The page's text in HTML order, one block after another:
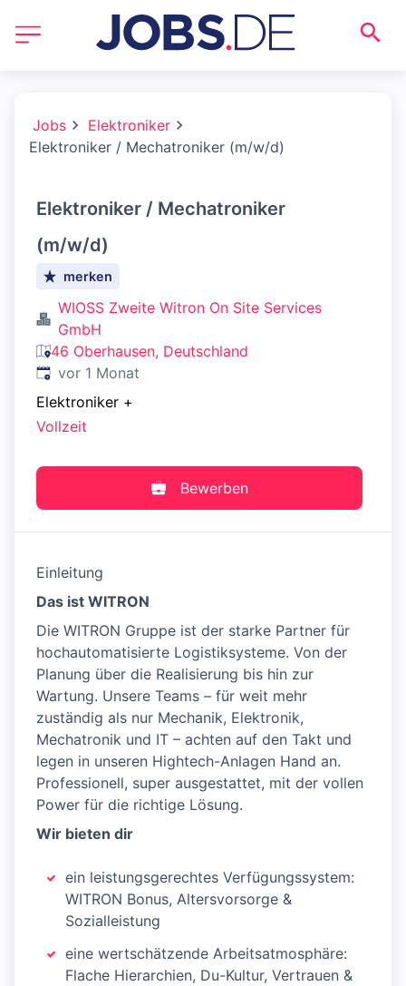
Jobs
Elektroniker
Elektroniker / Mechatroniker (m/w/d)
Elektroniker / Mechatroniker
(m/w/d)
merken
WIOSS Zweite Witron On Site Services
GmbH
46 Oberhausen, Deutschland
Veröffentlicht:
vor 1 Monat
Elektroniker +
Vollzeit
Bewerben
Einleitung
Das ist WITRON
Die WITRON Gruppe ist der starke Partner für
hochautomatisierte Logistiksysteme. Von der
Planung über die Realisierung bis hin zur
Wartung. Unsere Teams – für weit mehr
zuständig als nur Mechanik, Elektronik,
Mechatronik und IT – achten auf den Takt und
legen in unseren Hightech-Anlagen Hand an.
Professionell, super ausgestattet, mit der vollen
Power für die richtige Lösung.
Wir bieten dir
ein leistungsgerechtes Verfügungssystem:
WITRON Bonus, Altersvorsorge &
Sozialleistung
eine wertschätzende Arbeitsatmosphäre:
Flache Hierarchien, Du-Kultur, Vertrauen &